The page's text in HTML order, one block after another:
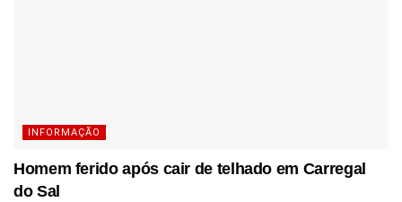
INFORMAÇÃO
Homem ferido após cair de telhado em Carregal
do Sal